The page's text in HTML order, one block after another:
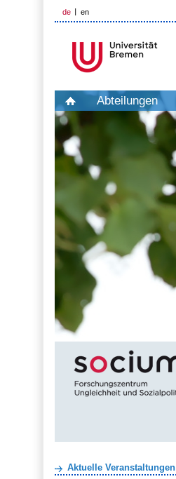
de en
Abteilungen
Aktuelle Veranstaltungen